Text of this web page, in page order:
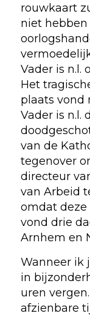
rouwkaart
niet hebben
Vader is n.l.
Het
plaats vond
Vader is n.l.
van de
tegenover
directeur
van Arbeid
omdat
vond drie
Arnhem en
Wanneer ik
in
uren
afzienbare